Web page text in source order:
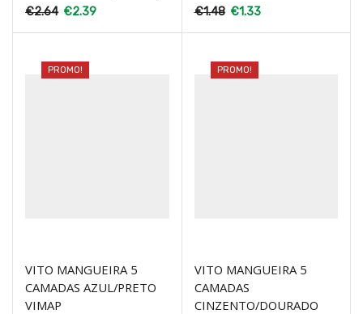
€2.64 €2.39 €1.48 €1.33
PROMO!
VITO MANGUEIRA 5
CAMADAS AZUL/PRETO
VIMAP
PROMO!
VITO MANGUEIRA 5
CAMADAS
CINZENTO/DOURADO